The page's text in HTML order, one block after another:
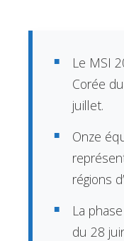
Le MSI
Corée
juillet.
Onze
régions
La
du 28